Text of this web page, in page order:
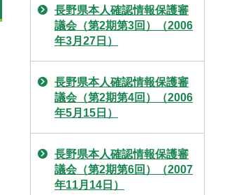
長野県本人確認情報保護審
議会（第2期第3回）（2006
年3月27日）
長野県本人確認情報保護審
議会（第2期第4回）（2006
年5月15日）
長野県本人確認情報保護審
議会（第2期第6回）（2007
年11月14日）